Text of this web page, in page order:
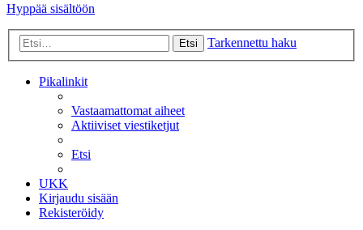
Hyppää sisältöön
Etsi Tarkennettu haku
Pikalinkit
Vastaamattomat aiheet
Aktiiviset viestiketjut
Etsi
UKK
Kirjaudu sisään
Rekisteröidy